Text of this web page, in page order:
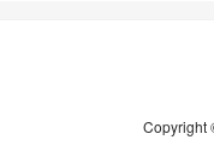
Copyright